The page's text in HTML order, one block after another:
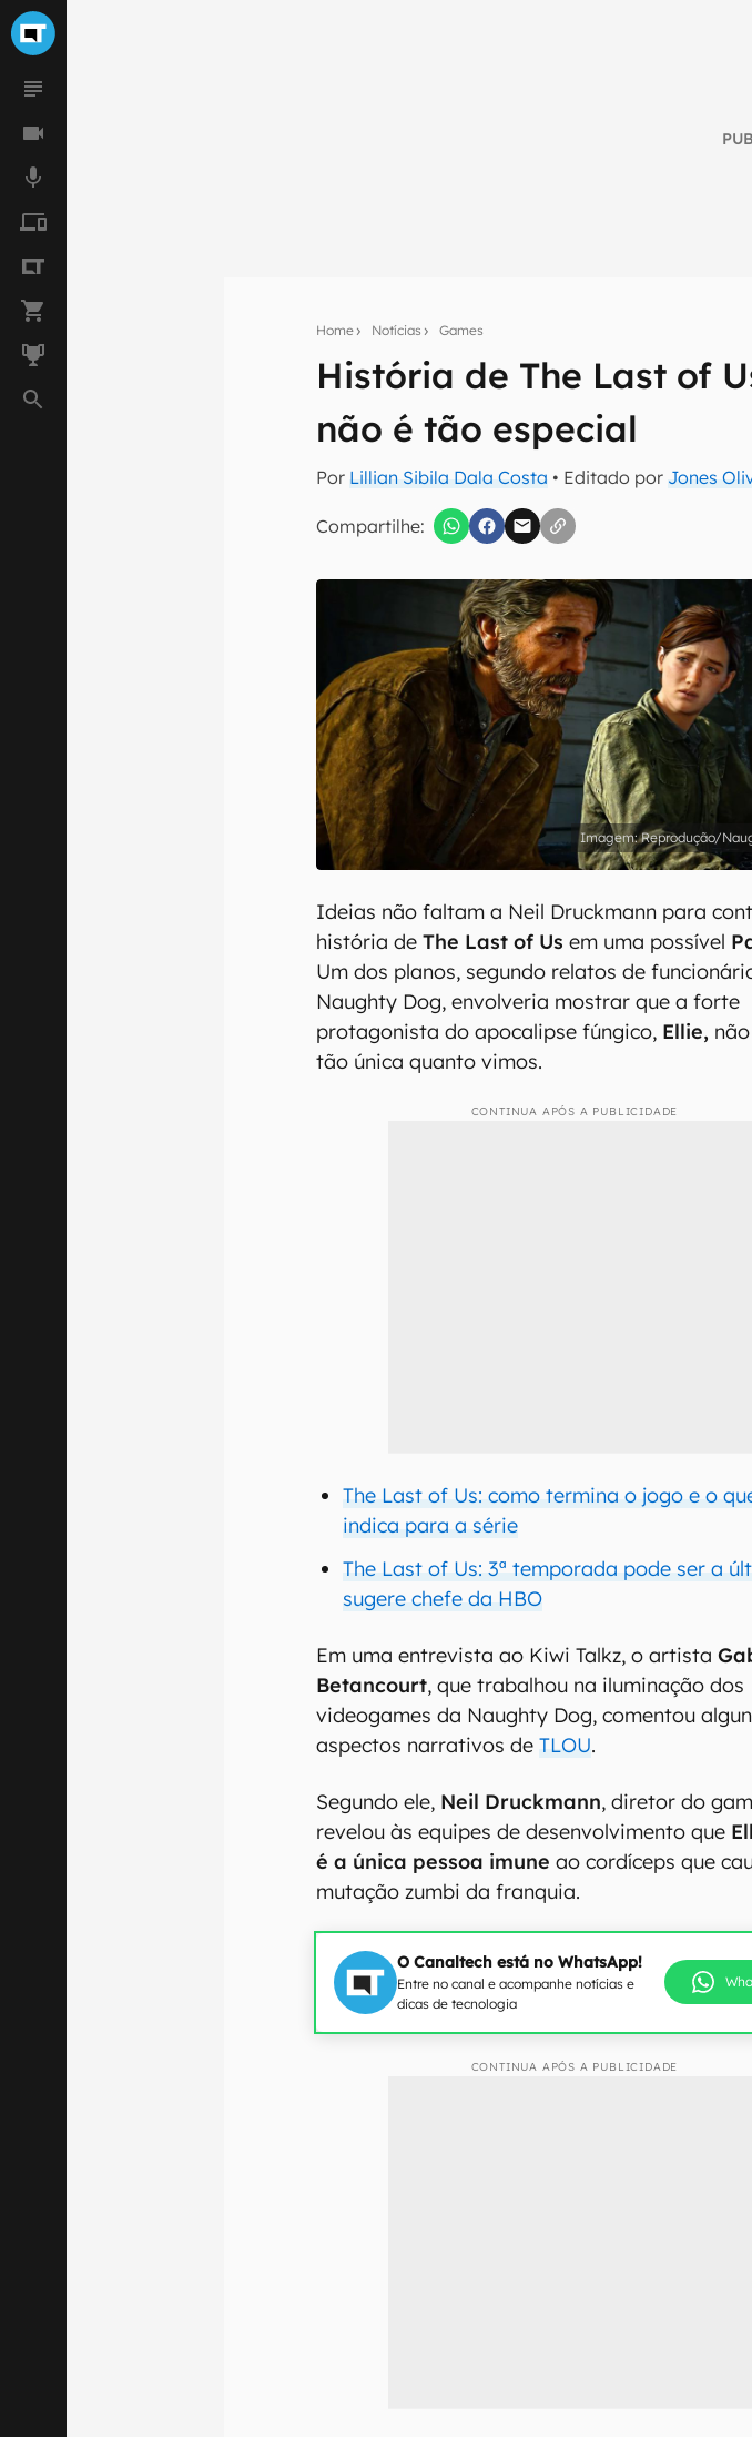
Home Notícias Games
História de The Last of
não é tão especial
Por Lillian Sibila Dala Costa • Editado por Jones
Compartilhe:
Seu resumo inteligente do mundo
Assine a newsletter do Canaltech e receba
mão.
Confirmo que li, aceito e concordo com os Termos
Reprodução/
Ideias não faltam a Neil Druckmann para
história deThe Last of Us em uma possível
Um dos planos, segundo relatos de
Naughty Dog, envolveria mostrar que a forte
protagonista do apocalipse fúngico, Ellie,
tão única quanto vimos.
CONTINUA APÓS A PUBLICIDADE
The Last of Us: como termina o jogo e o
indica para a série
The Last of Us: 3ª temporada pode ser a
sugere chefe da HBO
Em uma entrevista ao Kiwi Talkz, o artista
Betancourt, que trabalhou na iluminação dos
videogames da Naughty Dog, comentou
aspectos narrativos deTLOU.
Segundo ele, Neil Druckmann, diretor do
revelou às equipes de desenvolvimento que
é a única pessoa imune ao cordíceps que
mutação zumbi da franquia.
O Canaltech está no WhatsApp!
Entre no canal e acompanhe notícias e
dicas de tecnologia
CONTINUA APÓS A PUBLICIDADE